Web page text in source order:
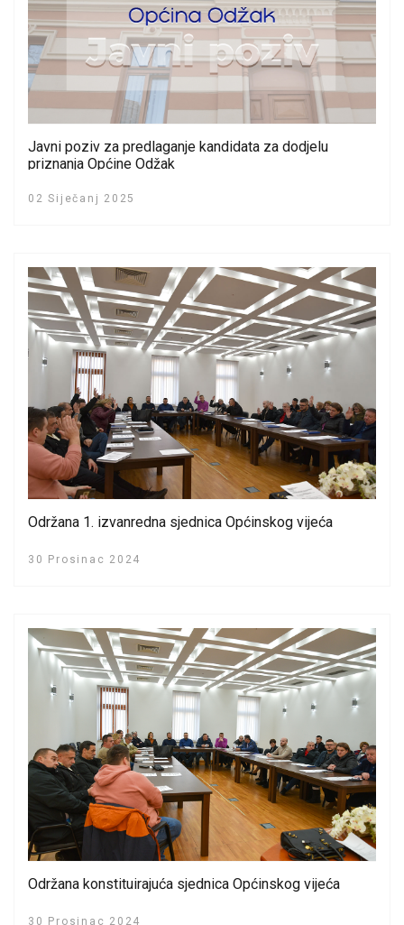
Javni poziv za predlaganje kandidata za dodjelu
priznanja Općine Odžak
02 Siječanj 2025
Održana 1. izvanredna sjednica Općinskog vijeća
30 Prosinac 2024
Održana konstituirajuća sjednica Općinskog vijeća
30 Prosinac 2024